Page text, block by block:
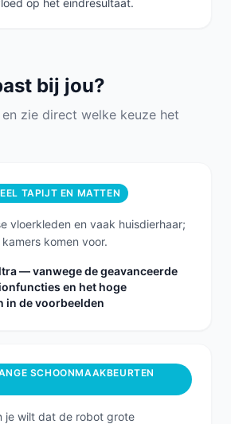
op het eindresultaat.
bij jou?
zie direct welke keuze het
TAPIJT EN MATTEN
vloerkleden en vaak huisdierhaar;
komen voor.
— vanwege de geavanceerde
en het hoge
in de voorbeelden
SCHOONMAAKBEURTEN
je wilt dat de robot grote